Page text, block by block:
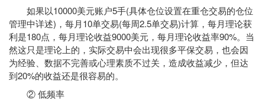
如果以10000美元账户5手(具体仓位设置在重仓交易的仓位
管理中详述)，每月10单交易(每周2.5单交易)计算，每月理论获
利是180点，每月理论收益9000美元，每月理论收益率90%。当
然这只是理论上的，实际交易中会出现很多平保交易，也会因
为经验、数据不完善或心理素质不过关，造成收益减少，但达
到20%的收益还是很容易的。
② 低频率